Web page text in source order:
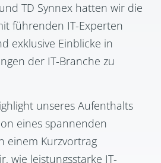
TD Synnex hatten wir die
führenden IT-Experten
exklusive Einblicke in
der IT-Branche zu
unseres Aufenthalts
eines spannenden
einem Kurzvortrag
wie leistungsstarke IT-